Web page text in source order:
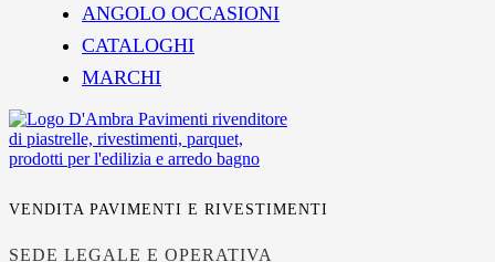
ANGOLO OCCASIONI
CATALOGHI
MARCHI
VENDITA PAVIMENTI E RIVESTIMENTI
SEDE LEGALE E OPERATIVA